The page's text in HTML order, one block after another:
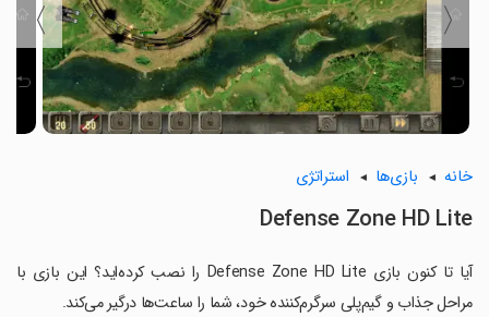
〈
〉
خانه بازی‌ها استراتژی
Defense Zone HD Lite
آیا تا کنون بازی Defense Zone HD Lite را نصب کرده‌اید؟ این بازی با
مراحل جذاب و گیم‌پلی سرگرم‌کننده خود، شما را ساعت‌ها درگیر می‌کند.